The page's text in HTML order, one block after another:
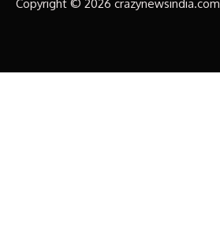
Copyright © 2026 crazynewsindia.com